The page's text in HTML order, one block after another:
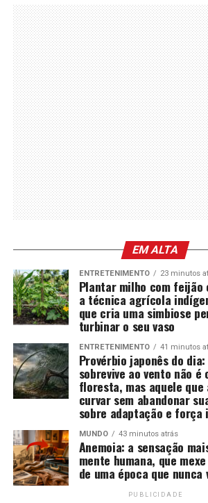
EM ALTA
ENTRETENIMENTO 23 minutos
Plantar milho com feijão
a técnica agrícola
que cria uma simbiose
turbinar o seu vaso
ENTRETENIMENTO 41 minutos
Provérbio japonês do dia:
sobrevive ao vento não é
floresta, mas aquele que
curvar sem abandonar
sobre adaptação e
MUNDO 43 minutos atrás
Anemoia: a sensação
mente humana, que
de uma época que nunca
PUBLICIDADE